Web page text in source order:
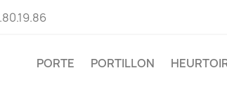
PORTE PORTILLON